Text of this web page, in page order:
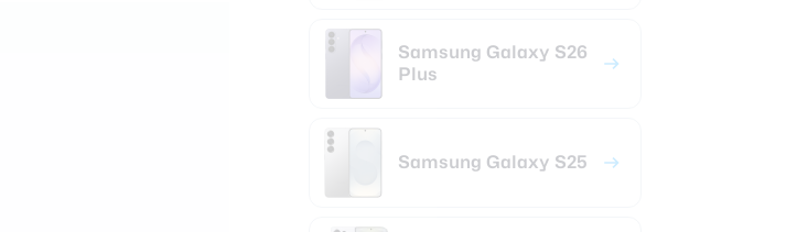
Samsung Galaxy S26
Plus
Samsung Galaxy S25